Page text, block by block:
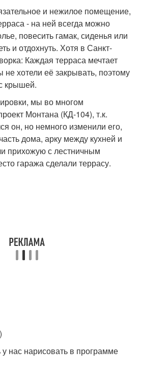
и нежилое помещение,
- на ней всегда можно
повесить гамак, сиденья или
и отдохнуть. Хотя в Санкт-
Каждая терраса мечтает
не хотели её закрывать, поэтому
крышей.
мы во многом
Монтана (КД-104), т.к.
он, но немного изменили его,
дома, арку между кухней и
прихожую с лестничным
гаража сделали террасу.
нас нарисовать в программе